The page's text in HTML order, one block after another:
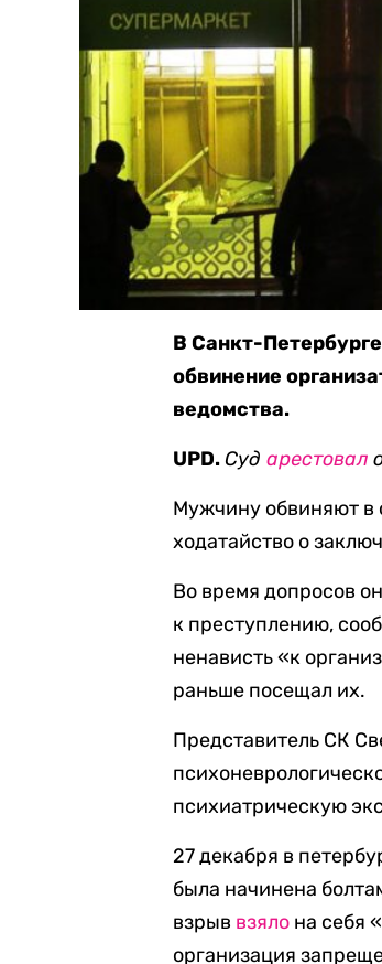
В Санкт-
обвинение
ведомства.
UPD. Сударестовал
Мужчину обвиняют в
ходатайство о
Во время допросов
к преступлению,
ненависть «к
раньше посещал их.
Представитель СК
психиатрическую
27 декабря в
была начинена
взрыв взяло на себя
организация